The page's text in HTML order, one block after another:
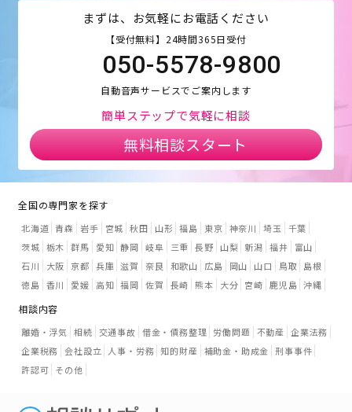
まずは、お気軽にお電話ください
【受付無料】24時間365日受付
050-5578-9800
自動音声サービスでご案内します
簡単ステップで気軽に相談
無料相談スタート
全国の専門家を探す
北海道 青森 岩手 宮城 秋田 山形 福島 東京 神奈川 埼玉
千葉
茨城 栃木 群馬 愛知 静岡 岐阜 三重 長野 山梨 新潟 福井
富山
石川
大阪 京都 兵庫 滋賀 奈良 和歌山 広島 岡山 山口 鳥取
島根
徳島 香川 愛媛 高知 福岡 佐賀 長崎 熊本 大分 宮崎 鹿児島 沖縄
相談内容
離婚・浮気 相続 交通事故 借金・債務整理 労働問題 不動産 企業法務
企業税務 会社設立 人事・労務 知的財産 補助金・助成金 刑事事件
許認可 その他